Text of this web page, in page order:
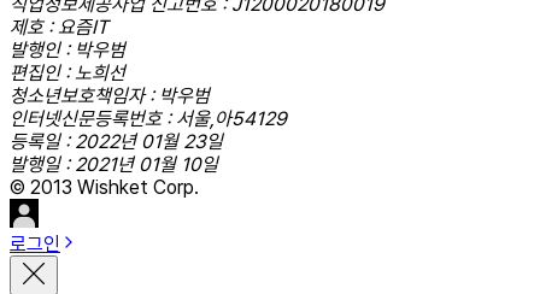
직업정보제공사업 신고번호 : J1200020180019
제호 : 요즘IT
발행인 : 박우범
편집인 : 노희선
청소년보호책임자 : 박우범
인터넷신문등록번호 : 서울,아54129
등록일 : 2022년 01월 23일
발행일 : 2021년 01월 10일
© 2013 Wishket Corp.
로그인